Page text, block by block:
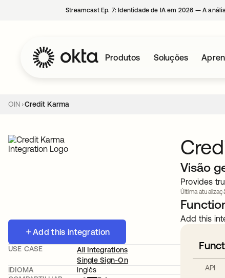
Streamcast Ep. 7: Identidade de IA em 2026 — A
Produtos Soluções
OIN Credit Karma
Add this integration
USE CASE
All Integrations
Single Sign-On
IDIOMA
Inglês
Visão
Provides
Última
Add this
API